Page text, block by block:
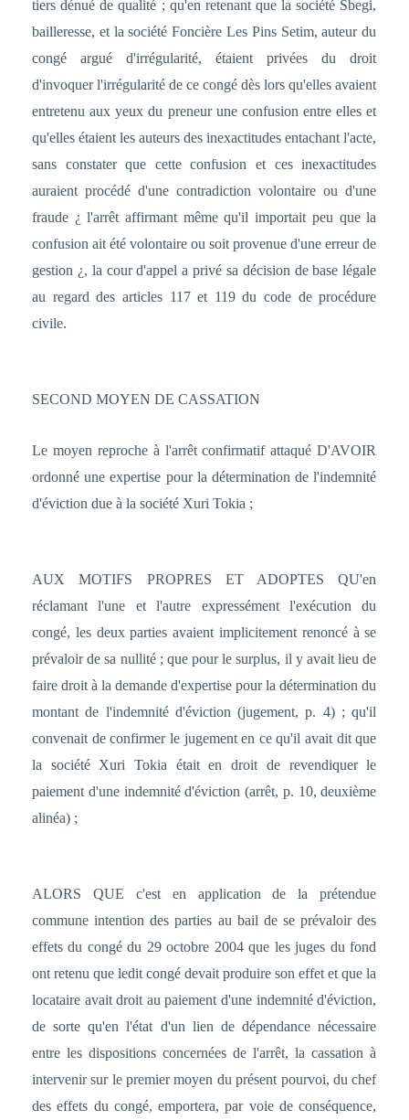
tiers dénué de qualité ; qu'en retenant que la société Sbegi,
bailleresse, et la société Foncière Les Pins Setim, auteur du
congé argué d'irrégularité, étaient privées du droit
d'invoquer l'irrégularité de ce congé dès lors qu'elles avaient
entretenu aux yeux du preneur une confusion entre elles et
qu'elles étaient les auteurs des inexactitudes entachant l'acte,
sans constater que cette confusion et ces inexactitudes
auraient procédé d'une contradiction volontaire ou d'une
fraude ¿ l'arrêt affirmant même qu'il importait peu que la
confusion ait été volontaire ou soit provenue d'une erreur de
gestion ¿, la cour d'appel a privé sa décision de base légale
au regard des articles 117 et 119 du code de procédure
civile.
SECOND MOYEN DE CASSATION
Le moyen reproche à l'arrêt confirmatif attaqué D'AVOIR
ordonné une expertise pour la détermination de l'indemnité
d'éviction due à la société Xuri Tokia ;
AUX MOTIFS PROPRES ET ADOPTES QU'en
réclamant l'une et l'autre expressément l'exécution du
congé, les deux parties avaient implicitement renoncé à se
prévaloir de sa nullité ; que pour le surplus, il y avait lieu de
faire droit à la demande d'expertise pour la détermination du
montant de l'indemnité d'éviction (jugement, p. 4) ; qu'il
convenait de confirmer le jugement en ce qu'il avait dit que
la société Xuri Tokia était en droit de revendiquer le
paiement d'une indemnité d'éviction (arrêt, p. 10, deuxième
alinéa) ;
ALORS QUE c'est en application de la prétendue
commune intention des parties au bail de se prévaloir des
effets du congé du 29 octobre 2004 que les juges du fond
ont retenu que ledit congé devait produire son effet et que la
locataire avait droit au paiement d'une indemnité d'éviction,
de sorte qu'en l'état d'un lien de dépendance nécessaire
entre les dispositions concernées de l'arrêt, la cassation à
intervenir sur le premier moyen du présent pourvoi, du chef
des effets du congé, emportera, par voie de conséquence,